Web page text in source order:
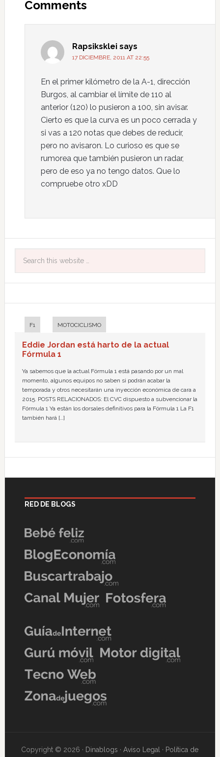
Comments
Rapsiksklei says
17 DICIEMBRE, 2011 AT 22:55
En el primer kilómetro de la A-1, dirección
Burgos, al cambiar el límite de 110 al
anterior (120) lo pusieron a 100, sin avisar.
Cierto es que la curva es un poco cerrada y
si vas a 120 notas que debes de reducir,
pero no avisaron. Lo curioso es que se
rumorea que también pusieron un radar,
pero de eso ya no tengo datos. Que lo
compruebe otro xDD
F1 MOTOCICLISMO
Eddie Jordan está harto de la actual
Fórmula 1
Ya sabemos que la actual Fórmula 1 está pasando por un mal
momento, algunos equipos no saben si podrán acabar la
temporada y otros necesitarán una inyección económica de cara a
2015. POSTS RELACIONADOS: El CVC dispuesto a subvencionar la
Fórmula 1 Ya están los dorsales definitivos para la Fórmula 1 La F1
también hará […]
RED DE BLOGS
Copyright © 2026 · Dinablogs ·Aviso Legal · Política de